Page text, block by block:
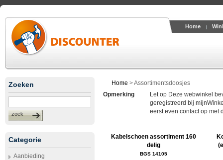
Home
Zoeken
zoek
Categorie
Aanbieding
Home >Assortimentsdoosjes
Opmerking
Let op Deze webwinkel
geregistreerd bij
eerst even contact op met
Kabelschoen assortiment 160
delig
BGS 14105